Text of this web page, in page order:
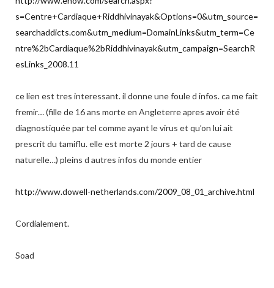
s=Centre+Cardiaque+Riddhivinayak&Options=0&utm_source=
searchaddicts.com&utm_medium=DomainLinks&utm_term=Ce
ntre%2bCardiaque%2bRiddhivinayak&utm_campaign=SearchR
esLinks_2008.11
ce lien est tres interessant. il donne une foule d infos. ca me fait
fremir… (fille de 16 ans morte en Angleterre apres avoir été
diagnostiquée par tel comme ayant le virus et qu’on lui ait
prescrit du tamiflu. elle est morte 2 jours + tard de cause
naturelle…) pleins d autres infos du monde entier
http://www.dowell-netherlands.com/2009_08_01_archive.html
Cordialement.
Soad